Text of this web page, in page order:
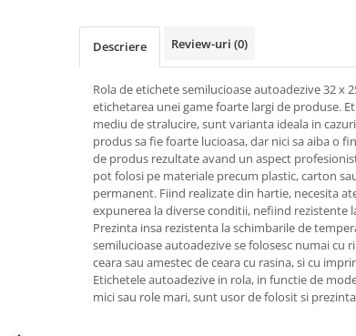
Descriere Review-uri (0)
Rola de etichete semilucioase autoadezive 32
etichetarea unei game foarte largi de produse.
mediu de stralucire, sunt varianta ideala in
produs sa fie foarte lucioasa, dar nici sa aiba o
de produs rezultate avand un aspect
pot folosi pe materiale precum plastic, carton
permanent. Fiind realizate din hartie, necesita
expunerea la diverse conditii, nefiind rezistente
Prezinta insa rezistenta la schimbarile de
semilucioase autoadezive se folosesc numai cu
ceara sau amestec de ceara cu rasina, si cu
Etichetele autoadezive in rola, in functie de
mici sau role mari, sunt usor de folosit si